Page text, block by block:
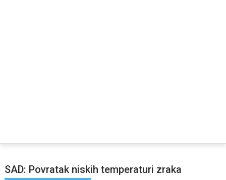
SAD: Povratak niskih temperaturi zraka